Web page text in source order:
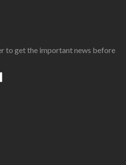
to get the important news before